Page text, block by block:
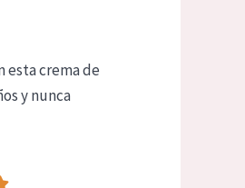
esta crema de
y nunca